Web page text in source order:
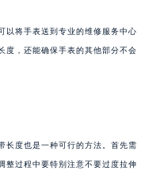
以将手表送到专业的维修服务中心
度，还能确保手表的其他部分不会
长度也是一种可行的方法。首先需
整过程中要特别注意不要过度拉伸